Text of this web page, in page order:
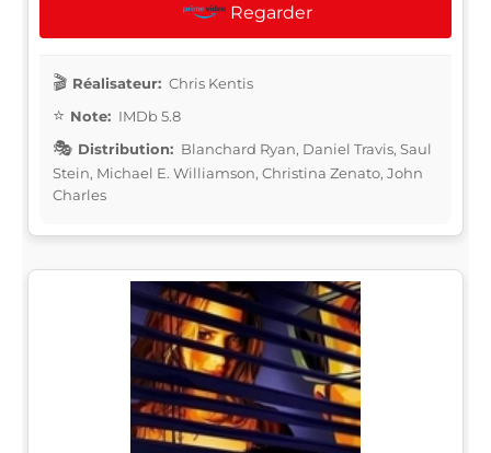
Regarder
Réalisateur: Chris Kentis
Note: IMDb 5.8
Distribution: Blanchard Ryan, Daniel Travis, Saul
Stein, Michael E. Williamson, Christina Zenato, John
Charles